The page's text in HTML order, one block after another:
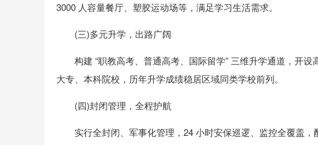
3000 人容量餐厅、塑胶运动场等，满足学习生活需求。
(三)多元升学，出路广阔
构建 “职教高考、普通高考、国际留学” 三维升学通道，开
大专、本科院校，历年升学成绩稳居区域同类学校前列。
(四)封闭管理，全程护航
实行全封闭、军事化管理，24 小时安保巡逻、监控全覆盖